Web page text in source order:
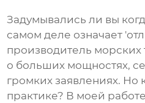
Задумывались ли вы
самом деле означает
производитель
о больших мощностях,
громких заявлениях. Но
практике? В моей